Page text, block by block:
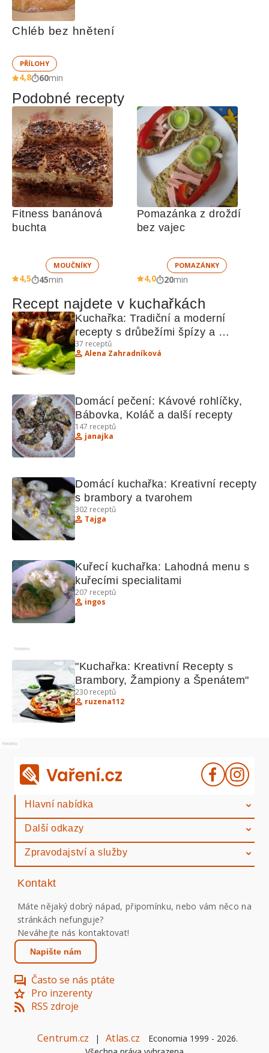
Chléb bez hnětení
PŘÍLOHY
4,8 60min
Podobné recepty
Fitness banánová
buchta
MOUČNÍKY
4,5 45min
Pomazánka z droždí
bez vajec
POMAZÁNKY
4,0 20min
Recept najdete v kuchařkách
Kuchařka: Tradiční a moderní
recepty s drůbežími špízy a
křupavými bramboráky
37 receptů
Alena Zahradníková
Domácí pečení: Kávové rohlíčky,
Bábovka, Koláč a další recepty
147 receptů
janajka
Domácí kuchařka: Kreativní recepty
s brambory a tvarohem
302 receptů
Tajga
Kuřecí kuchařka: Lahodná menu s
kuřecími specialitami
207 receptů
ingos
Reklama
"Kuchařka: Kreativní Recepty s
Brambory, Žampiony a Špenátem"
230 receptů
ruzena112
Reklama
Hlavní nabídka
Další odkazy
Zpravodajství a služby
Kontakt
Máte nějaký dobrý nápad, připomínku, nebo vám něco na
stránkách nefunguje?
Neváhejte nás kontaktovat!
Napište nám
Často se nás ptáte
Pro inzerenty
RSS zdroje
Centrum.cz | Atlas.cz Economia 1999 - 2026.